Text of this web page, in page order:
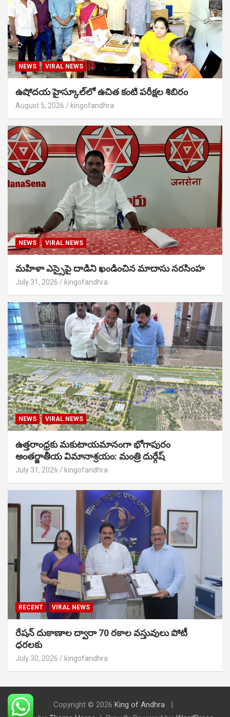
NEWS VIRAL NEWS
ఉషోదయ హైస్కూల్‌లో ఉచిత కంటి పరీక్షల శిబిరం
August 5, 2026 kingofandhra
NEWS VIRAL NEWS
మహిళా ఎస్సైపై దాడిని ఖండించిన మాదాసు నరసింహ
July 31, 2026 kingofandhra
NEWS VIRAL NEWS
ఉత్తరాంధ్రకు మకుటాయమానంగా భోగాపురం
అంతర్జాతీయ విమానాశ్రయం: మంత్రి దుర్గేష్
July 31, 2026 kingofandhra
RECENT VIRAL NEWS
రేషన్ దుకాణాల ద్వారా 70 రకాల వస్తువులు పోటీ
ధరలకు
July 30, 2026 kingofandhra
Copyright © 2026 King of Andhra